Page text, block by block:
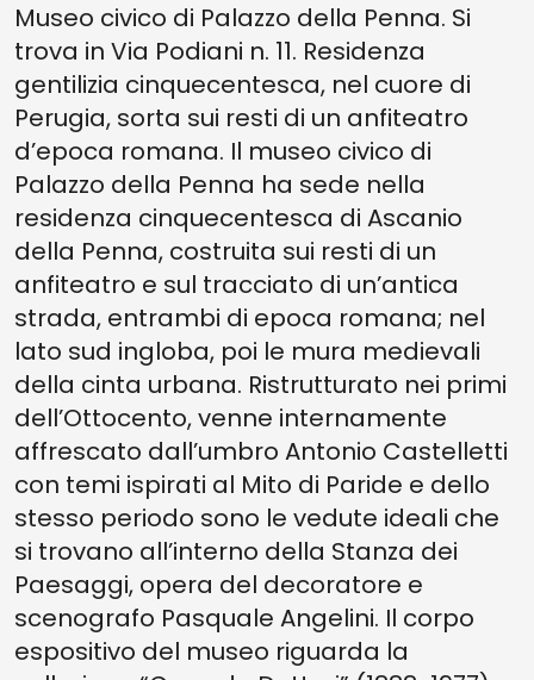
Museo civico di Palazzo della Penna. Si
trova in Via Podiani n. 11. Residenza
gentilizia cinquecentesca, nel cuore di
Perugia, sorta sui resti di un anfiteatro
d’epoca romana. Il museo civico di
Palazzo della Penna ha sede nella
residenza cinquecentesca di Ascanio
della Penna, costruita sui resti di un
anfiteatro e sul tracciato di un’antica
strada, entrambi di epoca romana; nel
lato sud ingloba, poi le mura medievali
della cinta urbana. Ristrutturato nei primi
dell’Ottocento, venne internamente
affrescato dall’umbro Antonio Castelletti
con temi ispirati al Mito di Paride e dello
stesso periodo sono le vedute ideali che
si trovano all’interno della Stanza dei
Paesaggi, opera del decoratore e
scenografo Pasquale Angelini. Il corpo
espositivo del museo riguarda la